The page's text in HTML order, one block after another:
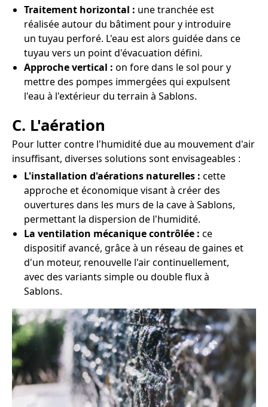
Traitement horizontal : une tranchée est
réalisée autour du bâtiment pour y introduire
un tuyau perforé. L'eau est alors guidée dans ce
tuyau vers un point d'évacuation défini.
Approche vertical : on fore dans le sol pour y
mettre des pompes immergées qui expulsent
l'eau à l'extérieur du terrain à Sablons.
C. L'aération
Pour lutter contre l'humidité due au mouvement d'air
insuffisant, diverses solutions sont envisageables :
L'installation d'aérations naturelles : cette
approche et économique visant à créer des
ouvertures dans les murs de la cave à Sablons,
permettant la dispersion de l'humidité.
La ventilation mécanique contrôlée : ce
dispositif avancé, grâce à un réseau de gaines et
d'un moteur, renouvelle l'air continuellement,
avec des variants simple ou double flux à
Sablons.